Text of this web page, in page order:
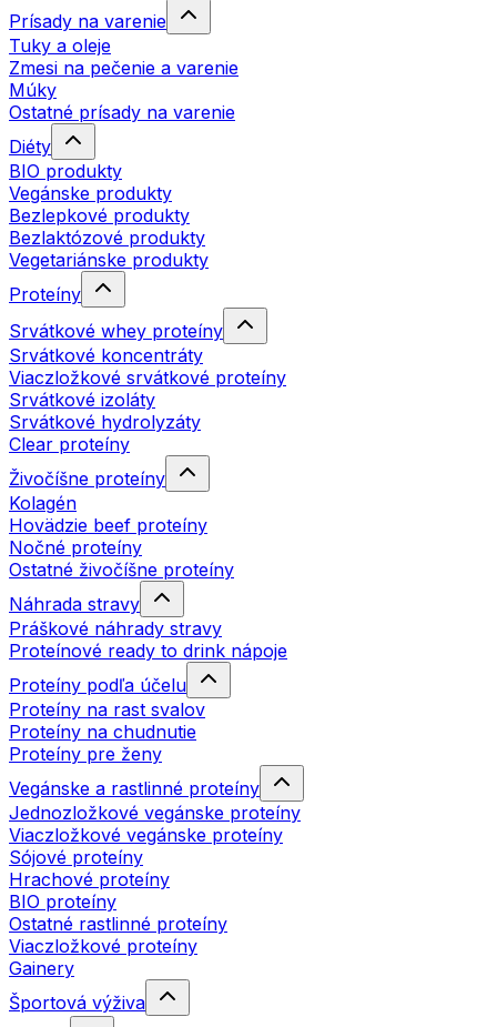
Prísady na varenie
Tuky a oleje
Zmesi na pečenie a varenie
Múky
Ostatné prísady na varenie
Diéty
BIO produkty
Vegánske produkty
Bezlepkové produkty
Bezlaktózové produkty
Vegetariánske produkty
Proteíny
Srvátkové whey proteíny
Srvátkové koncentráty
Viaczložkové srvátkové proteíny
Srvátkové izoláty
Srvátkové hydrolyzáty
Clear proteíny
Živočíšne proteíny
Kolagén
Hovädzie beef proteíny
Nočné proteíny
Ostatné živočíšne proteíny
Náhrada stravy
Práškové náhrady stravy
Proteínové ready to drink nápoje
Proteíny podľa účelu
Proteíny na rast svalov
Proteíny na chudnutie
Proteíny pre ženy
Vegánske a rastlinné proteíny
Jednozložkové vegánske proteíny
Viaczložkové vegánske proteíny
Sójové proteíny
Hrachové proteíny
BIO proteíny
Ostatné rastlinné proteíny
Viaczložkové proteíny
Gainery
Športová výživa